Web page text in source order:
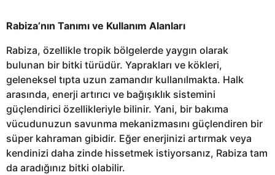
Rabiza’nın Tanımı ve Kullanım Alanları
Rabiza, özellikle tropik bölgelerde yaygın olarak
bulunan bir bitki türüdür. Yaprakları ve kökleri,
geleneksel tıpta uzun zamandır kullanılmakta. Halk
arasında, enerji artırıcı ve bağışıklık sistemini
güçlendirici özellikleriyle bilinir. Yani, bir bakıma
vücudunuzun savunma mekanizmasını güçlendiren bir
süper kahraman gibidir. Eğer enerjinizi artırmak veya
kendinizi daha zinde hissetmek istiyorsanız, Rabiza tam
da aradığınız bitki olabilir.